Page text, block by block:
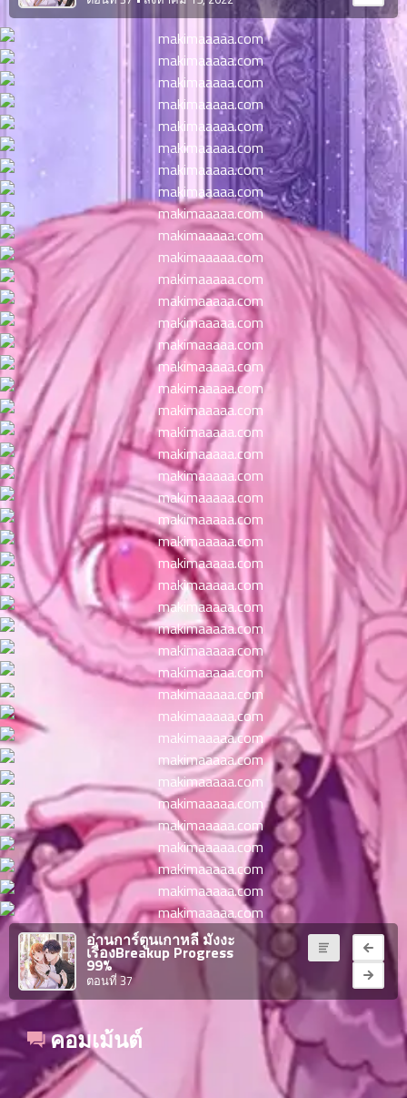
มังงะ NTR
อ่านการ์ตูนเกาหลี มังงะ
เรื่องBreakup Progress
99%
ตอนที่ 37
คอมเม้นต์
น
7
ตอน
ที่
น
8
ตอน
ที่
น
9
ตอน
ที่
น
10
ตอน
ที่
ม
11
ตอน
ที่
ม
12
ตอน
ที่
ม
13
ตอน
ที่
ม
14
ตอน
ที่
ม
15
ตอน
ที่
ม
16
ตอน
ที่
ม
17
ตอน
ที่
ม
18
ตอน
ที่
19
ตอน
ที่
ม